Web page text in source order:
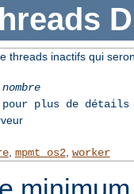
threads inactifs qui
nombre
plus de détails
, mpmt_os2, worker